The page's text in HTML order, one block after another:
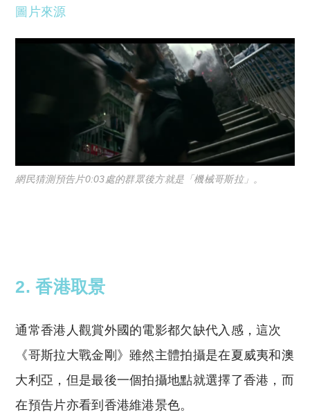
圖片來源
網民猜測預告片0:03處的群眾後方就是「機械哥斯拉」。
2. 香港取景
通常香港人觀賞外國的電影都欠缺代入感，這次
《哥斯拉大戰金剛》雖然主體拍攝是在夏威夷和澳
大利亞，但是最後一個拍攝地點就選擇了香港，而
在預告片亦看到香港維港景色。